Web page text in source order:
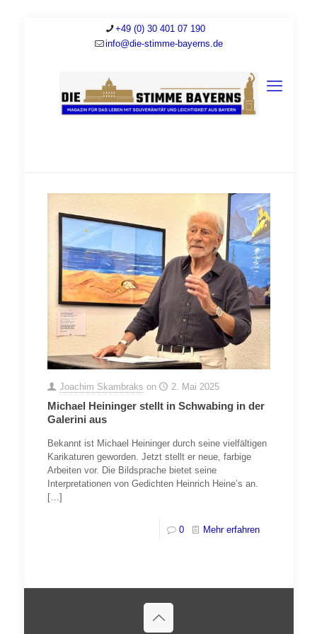
+49 (0) 30 401 07 190
info@die-stimme-bayerns.de
Joachim Skambraks on 2. Mai 2025
Michael Heininger stellt in Schwabing in der
Galerini aus
Bekannt ist Michael Heininger durch seine vielfältigen
Karikaturen geworden. Jetzt stellt er neue, farbige
Arbeiten vor. Die Bildsprache bietet seine
Interpretationen von Gedichten Heinrich Heine’s an.
[…]
0 Mehr erfahren